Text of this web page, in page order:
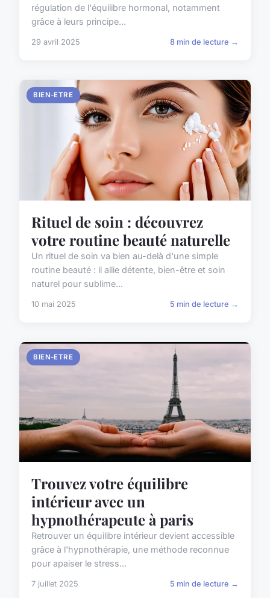
régulation de l'équilibre hormonal, notamment
grâce à leurs principe...
29 avril 2025 8 min de lecture →
BIEN-ETRE
Rituel de soin : découvrez
votre routine beauté naturelle
Un rituel de soin va bien au-delà d'une simple
routine beauté : il allie détente, bien-être et soin
naturel pour sublime...
10 mai 2025 5 min de lecture →
BIEN-ETRE
Trouvez votre équilibre
intérieur avec un
hypnothérapeute à paris
Retrouver un équilibre intérieur devient accessible
grâce à l'hypnothérapie, une méthode reconnue
pour apaiser le stress...
7 juillet 2025 5 min de lecture →